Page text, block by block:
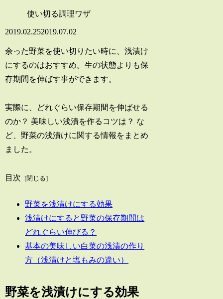
使い切る調理ワザ
2019.02.252019.07.02
余った野菜を使い切りたい時に、浅漬け
にするのはおすすめ。生の状態よりも保
存期間を伸ばす事ができます。
実際に、どれぐらい保存期間を伸ばせる
のか？ 美味しい浅漬を作るコツは？ な
ど、野菜の浅漬けに関する情報をまとめ
ました。
目次
野菜を浅漬けにする効果
浅漬けにすると野菜の保存期間は
どれぐらい伸びる？
基本の美味しい白菜の浅漬の作り
方（浅漬けと塩もみの違い）
野菜を浅漬けにする効果